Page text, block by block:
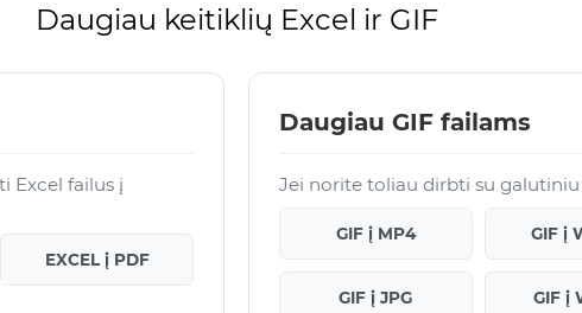
Daugiau keitiklių Excel ir GIF
Excel failus į
EXCEL į PDF
Daugiau GIF failams
Jei norite toliau dirbti su galutiniu
GIF į MP4 GIF į
GIF į JPG GIF į